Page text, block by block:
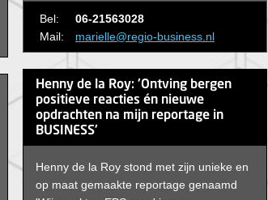
Bel:
06-21563028
Mail:
marielle@regio-business.nl
Henny de la Roy: 'Ontving bergen
positieve reacties én nieuwe
opdrachten na mijn reportage in
BUSINESS'
Henny de la Roy stond met zijn unieke en
op maat gemaakte reportage genaamd